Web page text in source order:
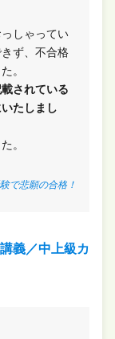
しゃってい
ず、不合格
。
されている
たしまし
。
で悲願の合格！
義／中上級カ